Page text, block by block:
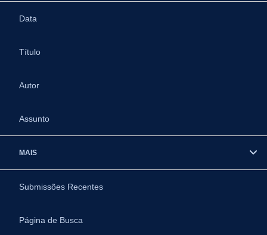
Data
Título
Autor
Assunto
MAIS
Submissões Recentes
Página de Busca